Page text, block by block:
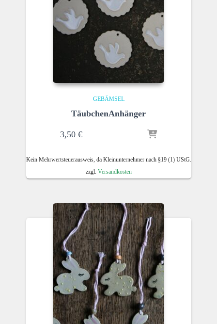
GEBÄMSEL
TäubchenAnhänger
3,50 €
Kein Mehrwertsteuerausweis, da Kleinunternehmer nach §19 (1) UStG.
zzgl. Versandkosten